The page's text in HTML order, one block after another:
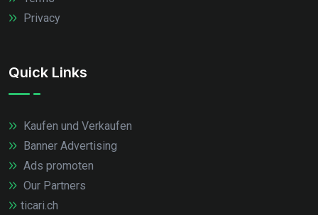
Privacy
Quick Links
Kaufen und Verkaufen
Banner Advertising
Ads promoten
Our Partners
ticari.ch